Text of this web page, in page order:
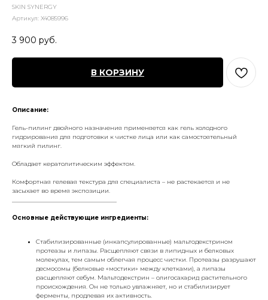
SKIN SYNERGY
Артикул: X4085996
3 900 руб.
В КОРЗИНУ
Описание:
Гель-пилинг двойного назначения применяется как гель холодного
гидрирования для подготовки к чистке лица или как самостоятельный
мягкий пилинг.
Обладает кератолитическим эффектом.
Комфортная гелевая текстура для специалиста – не растекается и не
засыхает во время экспозиции.
Основные действующие ингредиенты:
Стабилизированные (инкапсулированные) мальтодекстрином
протеазы и липазы. Расщепляют связи в липидных и белковых
молекулах, тем самым облегчая процесс чистки. Протеазы разрушают
десмосомы (белковые «мостики» между клетками), а липазы
расщепляют себум. Мальтодекстрин – олигосахарид растительного
происхождения. Он не только увлажняет, но и стабилизирует
ферменты, продлевая их активность.